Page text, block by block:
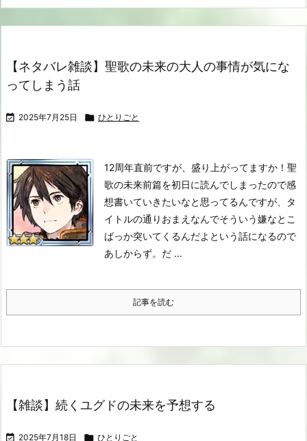
【ネタバレ雑談】聖歌の未来の大人の事情が気にな
ってしまう話
 2025年7月25日  ひとりごと
12周年直前ですが、盛り上がってますか！ 聖
歌の未来前篇を初日に読んでしまったので感
想書いていきたいなと思ってるんですが、タ
イトルの通りおまえなんでそういう嫌なとこ
ばっか突いてくるんだよという話になるので
あしからず。 だ ...
記事を読む
【雑談】続くユグドの未来を予想する
 2025年7月18日  ひとりごと